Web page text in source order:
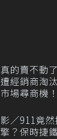
真的賣不動
遭經銷商淘
市場尋商機！
影／911竟
擎？保時捷